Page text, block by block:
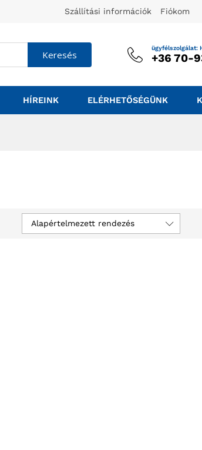
Szállítási információk Fiókom
Keresés
ügyfélszolgálat:
+36 70-
HÍREINK ELÉRHETŐSÉGÜNK
Alapértelmezett rendezés